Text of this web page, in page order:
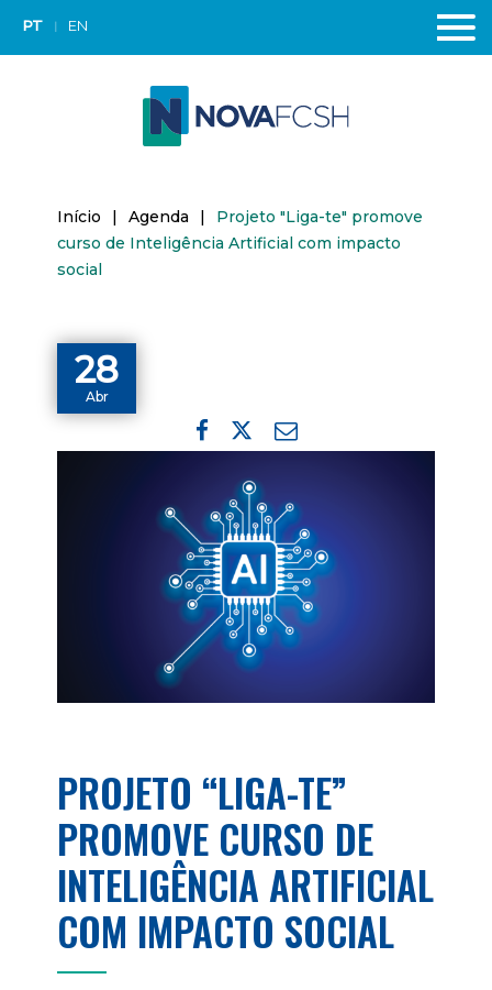
PT EN
Início | Agenda |
Projeto "Liga-te" promove
curso de Inteligência Artificial com impacto
social
28
Abr
PROJETO “LIGA-TE”
PROMOVE CURSO DE
INTELIGÊNCIA ARTIFICIAL
COM IMPACTO SOCIAL